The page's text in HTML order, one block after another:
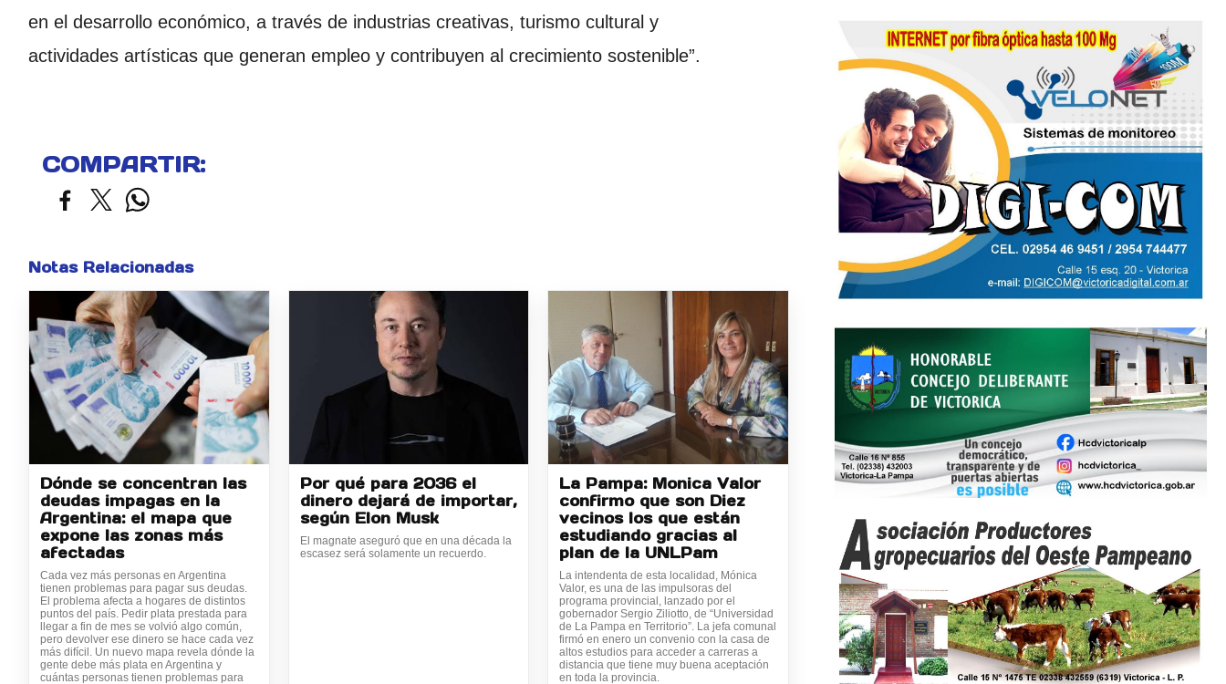
en el desarrollo económico, a través de industrias creativas, turismo cultural y
actividades artísticas que generan empleo y contribuyen al crecimiento sostenible”.
COMPARTIR:
Notas Relacionadas
Dónde se concentran las
deudas impagas en la
Argentina: el mapa que
expone las zonas más
afectadas
Cada vez más personas en Argentina
tienen problemas para pagar sus deudas.
El problema afecta a hogares de distintos
puntos del país. Pedir plata prestada para
llegar a fin de mes se volvió algo común,
pero devolver ese dinero se hace cada vez
más difícil. Un nuevo mapa revela dónde la
gente debe más plata en Argentina y
cuántas personas tienen problemas para
Por qué para 2036 el
dinero dejará de importar,
según Elon Musk
El magnate aseguró que en una década la
escasez será solamente un recuerdo.
La Pampa: Monica Valor
confirmo que son Diez
vecinos los que están
estudiando gracias al
plan de la UNLPam
La intendenta de esta localidad, Mónica
Valor, es una de las impulsoras del
programa provincial, lanzado por el
gobernador Sergio Ziliotto, de “Universidad
de La Pampa en Territorio”. La jefa comunal
firmó en enero un convenio con la casa de
altos estudios para acceder a carreras a
distancia que tiene muy buena aceptación
en toda la provincia.